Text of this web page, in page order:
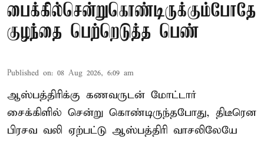
பைக்கில்சென்றுகொண்டிருக்கும்போதே
குழந்தை பெற்றெடுத்த பெண்
Published on: 08 Aug 2026, 6:09 am
ஆஸ்பத்திரிக்கு கணவருடன் மோட்டார்
சைக்கிளில் சென்று கொண்டிருந்தபோது, திடீரென
பிரசவ வலி ஏற்பட்டு ஆஸ்பத்திரி வாசலிலேயே